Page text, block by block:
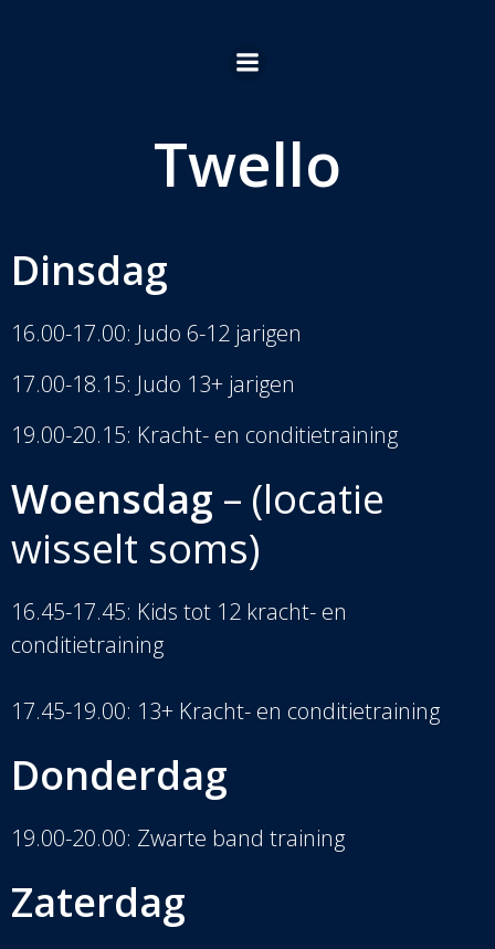
de
Twello
Dinsdag
16.00-17.00: Judo 6-12 jarigen
17.00-18.15: Judo 13+ jarigen
19.00-20.15: Kracht- en conditietraining
Woensdag – (locatie
wisselt soms)
16.45-17.45: Kids tot 12 kracht- en
conditietraining
17.45-19.00: 13+ Kracht- en conditietraining
Donderdag
19.00-20.00: Zwarte band training
Zaterdag